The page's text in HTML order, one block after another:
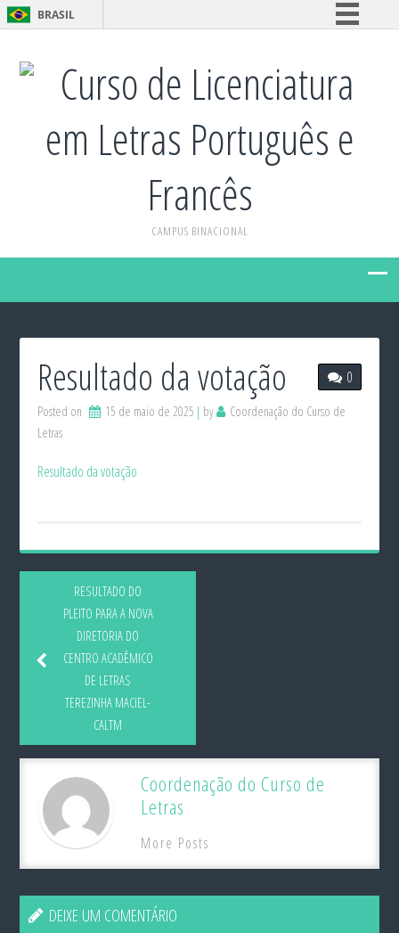
BRASIL
Comunica BR
Participe
Acesso à informação
Legislação
Curso de Licenciatura
em Letras Português e
Francês
CAMPUS BINACIONAL
0
Resultado da votação
Posted on 15 de maio de 2025 by
Coordenação do Curso de
Letras
Resultado da votação
RESULTADO DO
PLEITO PARA A NOVA
DIRETORIA DO
CENTRO ACADÊMICO
DE LETRAS
TEREZINHA MACIEL-
CALTM
Coordenação do Curso de
Letras
More Posts
DEIXE UM COMENTÁRIO